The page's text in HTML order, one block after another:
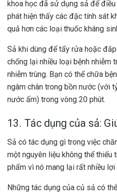
khoa học đã sử dụng sả để
phát hiện thấy các đặc tính sát
quả hơn các loại thuốc kháng
Sả khi dùng để tẩy rửa hoặc
chống lại nhiều loại bệnh nhiễm
nhiễm trùng. Bạn có thể chữa
ngâm chân trong bồn nước (với
nước ấm) trong vòng 20 phút.
13. Tác dụng của sả:
Sả có tác dụng gì trong việc
một nguyên liệu không thể thiếu
phẩm vì nó mang lại rất nhiều lợi
Những tác dụng của củ sả có